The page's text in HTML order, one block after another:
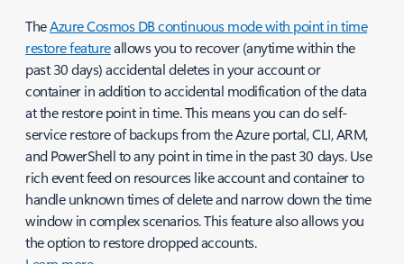
TheAzure Cosmos DB continuous mode with point in time
restore featureallows you to recover (anytime within the
past 30 days) accidental deletes in your account or
container in addition to accidental modification of the data
at the restore point in time. This means you can do self-
service restore of backups from the Azure portal, CLI, ARM,
and PowerShell to any point in time in the past 30 days. Use
rich event feed on resources like account and container to
handle unknown times of delete and narrow down the time
window in complex scenarios. This feature also allows you
the option to restore dropped accounts.